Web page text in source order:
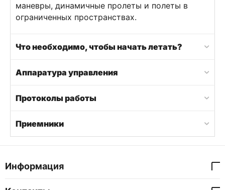
маневры, динамичные пролеты и полеты в
ограниченных пространствах.
Что необходимо, чтобы начать летать?
Аппаратура управления
Протоколы работы
Приемники
Информация